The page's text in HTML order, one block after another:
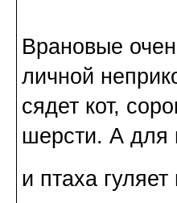
Врановые
личной
сядет кот,
шерсти. А для
и птаха